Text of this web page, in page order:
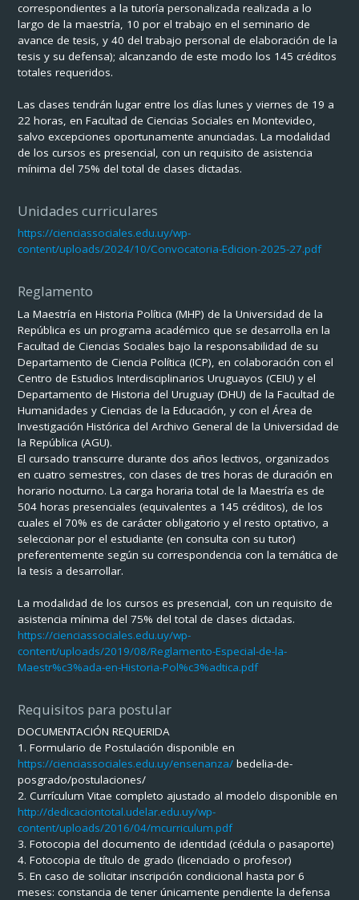
correspondientes a la tutoría personalizada realizada a lo
largo de la maestría, 10 por el trabajo en el seminario de
avance de tesis, y 40 del trabajo personal de elaboración de la
tesis y su defensa); alcanzando de este modo los 145 créditos
totales requeridos.
Las clases tendrán lugar entre los días lunes y viernes de 19 a
22 horas, en Facultad de Ciencias Sociales en Montevideo,
salvo excepciones oportunamente anunciadas. La modalidad
de los cursos es presencial, con un requisito de asistencia
mínima del 75% del total de clases dictadas.
Unidades curriculares
https://cienciassociales.edu.uy/wp-
content/uploads/2024/10/Convocatoria-Edicion-2025-27.pdf
Reglamento
La Maestría en Historia Política (MHP) de la Universidad de la
República es un programa académico que se desarrolla en la
Facultad de Ciencias Sociales bajo la responsabilidad de su
Departamento de Ciencia Política (ICP), en colaboración con el
Centro de Estudios Interdisciplinarios Uruguayos (CEIU) y el
Departamento de Historia del Uruguay (DHU) de la Facultad de
Humanidades y Ciencias de la Educación, y con el Área de
Investigación Histórica del Archivo General de la Universidad de
la República (AGU).
El cursado transcurre durante dos años lectivos, organizados
en cuatro semestres, con clases de tres horas de duración en
horario nocturno. La carga horaria total de la Maestría es de
504 horas presenciales (equivalentes a 145 créditos), de los
cuales el 70% es de carácter obligatorio y el resto optativo, a
seleccionar por el estudiante (en consulta con su tutor)
preferentemente según su correspondencia con la temática de
la tesis a desarrollar.
La modalidad de los cursos es presencial, con un requisito de
asistencia mínima del 75% del total de clases dictadas.
https://cienciassociales.edu.uy/wp-
content/uploads/2019/08/Reglamento-Especial-de-la-
Maestr%c3%ada-en-Historia-Pol%c3%adtica.pdf
Requisitos para postular
DOCUMENTACIÓN REQUERIDA
1. Formulario de Postulación disponible en
https://cienciassociales.edu.uy/ensenanza/ bedelia-de-
posgrado/postulaciones/
2. Currículum Vitae completo ajustado al modelo disponible en
http://dedicaciontotal.udelar.edu.uy/wp-
content/uploads/2016/04/mcurriculum.pdf
3. Fotocopia del documento de identidad (cédula o pasaporte)
4. Fotocopia de título de grado (licenciado o profesor)
5. En caso de solicitar inscripción condicional hasta por 6
meses: constancia de tener únicamente pendiente la defensa